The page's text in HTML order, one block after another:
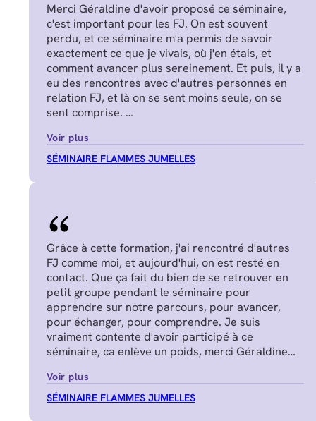
Merci Géraldine d'avoir proposé ce séminaire,
c'est important pour les FJ. On est souvent
perdu, et ce séminaire m'a permis de savoir
exactement ce que je vivais, où j'en étais, et
comment avancer plus sereinement. Et puis, il y a
eu des rencontres avec d'autres personnes en
relation FJ, et là on se sent moins seule, on se
sent comprise.
Voir plus
SÉMINAIRE FLAMMES JUMELLES
Grâce à cette formation, j'ai rencontré d'autres
FJ comme moi, et aujourd'hui, on est resté en
contact. Que ça fait du bien de se retrouver en
petit groupe pendant le séminaire pour
apprendre sur notre parcours, pour avancer,
pour échanger, pour comprendre. Je suis
vraiment contente d'avoir participé à ce
séminaire, ca enlève un poids, merci Géraldine
Voir plus
SÉMINAIRE FLAMMES JUMELLES